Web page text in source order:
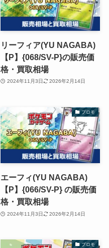
リーフィア(YU NAGABA)
【P】{068/SV-P}の販売価
格・買取相場
2024年11月3日 2026年2月14日
プロモ
エーフィ(YU NAGABA)
【P】{066/SV-P} の販売価
格・買取相場
2024年11月3日 2026年2月14日
プロモ